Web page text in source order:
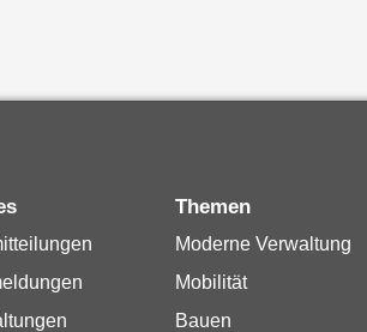
Themen
Moderne Verwaltung
Mobilität
Bauen